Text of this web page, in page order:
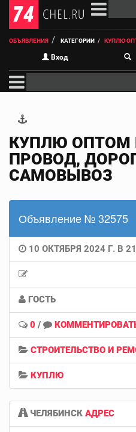
ОБЪЯВЛЕНИЯ КАТЕГОРИИ КУПЛЮ
Вход
КУПЛЮ ОПТОМ
ПРОВОД,
САМОВЫВОЗ
Объявление № 32575
10 ОКТЯБРЯ 2024 Г. В
ГОСТЬ
0 /
СТРОИТЕЛЬСТВО И
КУПЛЮ
ЧЕЛЯБИНСК АДРЕС